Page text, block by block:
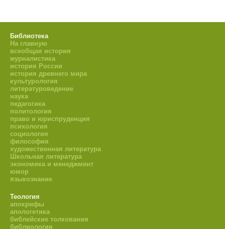
Библиотека
На главную
всеобщая история
журналистика
история России
история древнего мира
культурология
литературоведение
наука
педагогика
политология
право и юриспруденция
психология
социология
философия
художественная литература
Школьная литература
экономика и менеджмент
юмор
языкознание
Теология
апокрифы
апологетика
библейские толкования
библиология